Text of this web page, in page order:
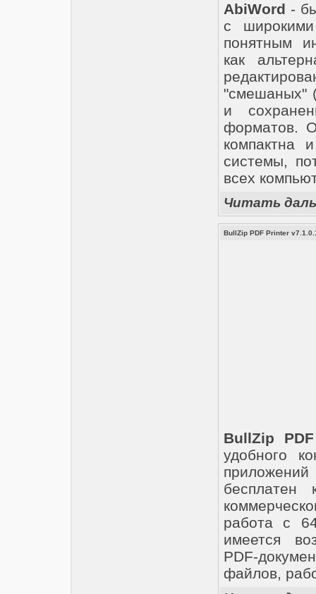
AbiWord -
с
понятным
как
"смешаных"
и
форматов.
компактна
системы,
всех
Читать
BullZip PDF Printer
BullZip
удобного
работа с
имеется
PDF-
файлов,